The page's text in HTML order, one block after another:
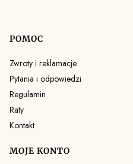
Linki w stopce
POMOC
Zwroty i reklamacje
Pytania i odpowiedzi
Regulamin
Raty
Kontakt
MOJE KONTO